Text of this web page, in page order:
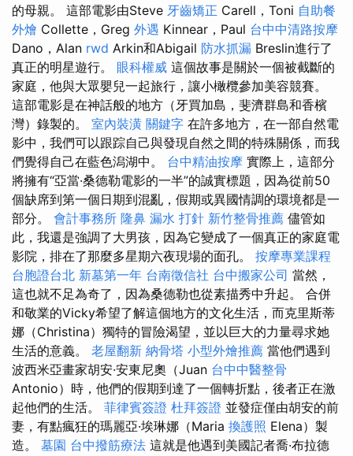
的母親。 這部電影由Steve 牙齒矯正 Carell，Toni 自助餐
外燴 Collette，Greg 外遇 Kinnear，Paul 台中中清路按摩
Dano，Alan rwd Arkin和Abigail 防水抓漏 Breslin進行了
真正的明星遊行。 眼科權威 這個故事是關於一個被截斷的
家庭，他與大眾嬰兒一起旅行，讓小橄欖參加美容競賽。
這部電影是在神話般的地方（牙買加島，斐濟群島和香檳
灣）錄製的。 室內裝潢 關鍵字 在許多地方，在一部自然電
影中，我們可以跟踪自己與發現自然之間的特殊關係，而我
們覺得自己在藍色潟湖中。 台中精油按摩 實際上，這部分
將擁有“亞當·桑德勒電影的一半”的誠實標題，因為從前50
個缺席到第一個日期到混亂，假期或異國情調的環境都是一
部分。 會計事務所 隆鼻 漏水 打針 新竹整骨推薦 儘管如
此，我還是強調了大男孩，因為它變成了一個真正的家庭電
影院，排在了那麼多星期六夜現場的面孔。 按摩專業課程
台胞證台北 新墓第一年 台南徵信社 台中搬家公司 當然，
這也就不足為奇了，因為桑德勒也從素描秀中升起。 合併
和敬業的Vicky希望了解這個地方的文化生活，而克里斯蒂
娜（Christina）獨特的冒險渴望，並以巨大的力量尋求她
生活的意義。 老屋翻新 納骨塔 小型外燴推薦 當他們遇到
波西米亞畫家胡安·安東尼奧（Juan 台中中醫整骨
Antonio）時，他們的假期到達了一個轉折點，後者正在激
起他們的生活。 菲律賓簽證 杜拜簽證 並發症僅由胡安的前
妻，有點瘋狂的瑪麗亞·埃琳娜（Maria 換護照 Elena）製
造。 墓園 台中撥筋療法 這就是他遇到美國記者喬·布拉德